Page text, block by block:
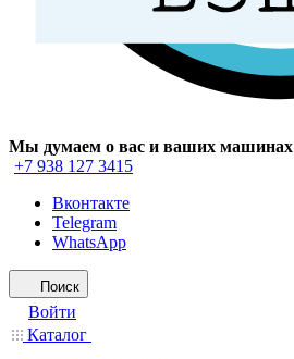
Мы думаем о вас и ваших машинах
+7 938 127 3415
Вконтакте
Telegram
WhatsApp
Поиск
Войти
Каталог